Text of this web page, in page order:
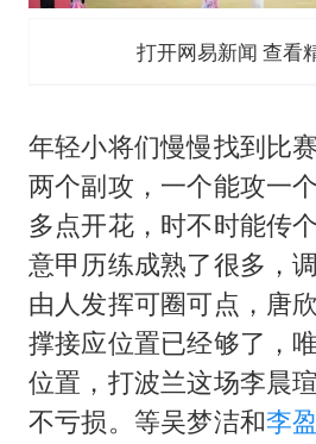
打开网易新闻 查看
年轻小将们慢慢找到比
两个副攻，一个能攻一
多点开花，时不时能传
意甲历练成熟了很多，
由人发挥可圈可点，唐
撑接应位置已经够了，
位置，打波兰这场李晨
不亏损。等吴梦洁和李